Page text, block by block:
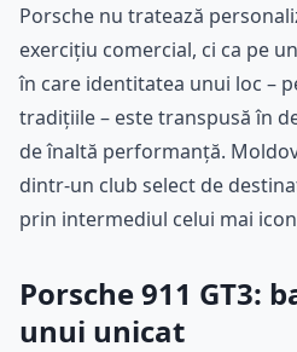
Porsche nu tratează
exercițiu comercial, ci ca pe
în care identitatea unui loc –
tradițiile – este transpusă în
de înaltă performanță.
dintr-un club select de
prin intermediul celui mai
Porsche 911 GT3:
unui unicat